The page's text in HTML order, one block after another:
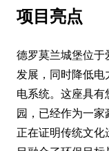
项目亮点
德罗莫兰城堡位
发展，同时降低
电系统。这座具
园，已经作为一
正在证明传统文